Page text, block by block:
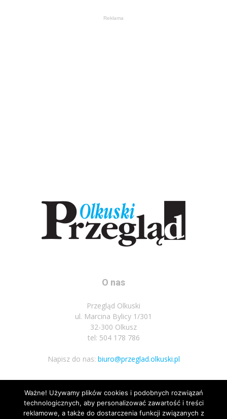
Reklama
O nas
Przegląd Olkuski
ul. Marcina Bylicy 1/301
32-300 Olkusz
tel: 504 178 786
Napisz do nas: biuro@przeglad.olkuski.pl
Podążaj za nami
Ważne! Używamy plików cookies i podobnych rozwiązań
technologicznych, aby personalizować zawartość i treści
reklamowe, a także do dostarczenia funkcji związanych z